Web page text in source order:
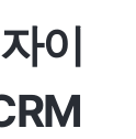
이